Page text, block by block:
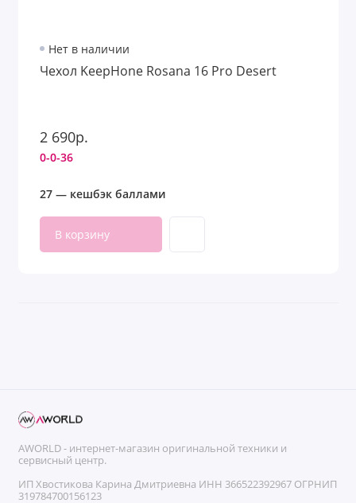
Нет в наличии
Чехол KeepHone Rosana 16 Pro Desert
2 690р.
0-0-36
27 — кешбэк баллами
В корзину
AWORLD - интернет-магазин оригинальной техники и
сервисный центр.
ИП Хвостикова Карина Дмитриевна ИНН 366522392967 ОГРНИП
319784700156123